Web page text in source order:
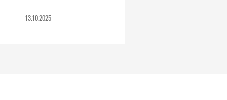
13.10.2025